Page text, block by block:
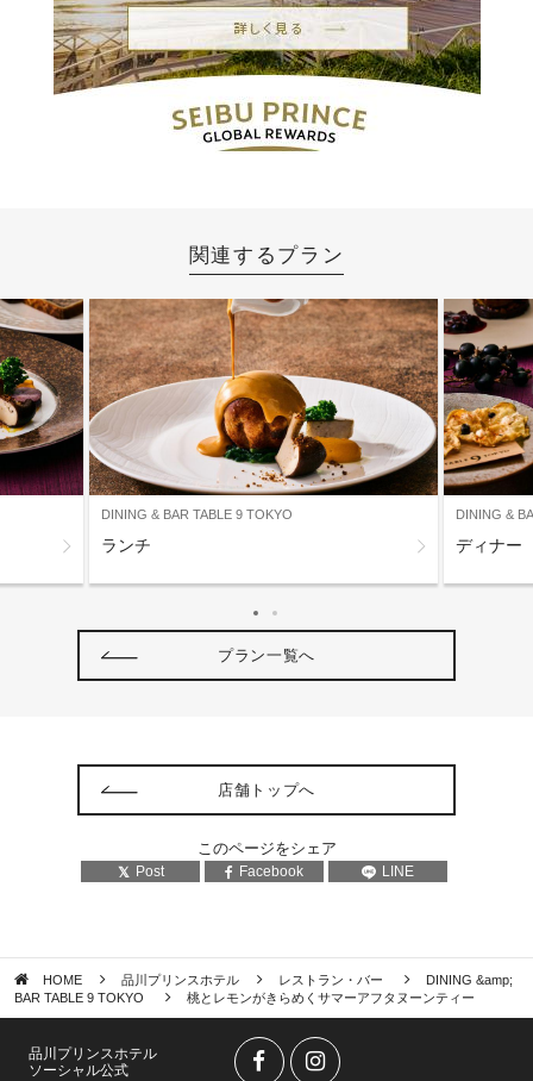
関連するプラン
DINING & BAR TABLE 9 TOKYO
ランチ
DINING &
ディナー
プラン一覧へ
店舗トップへ
このページをシェア
Post Facebook LINE
HOME 品川プリンスホテル レストラン・バー
DINING &amp;
BAR TABLE 9 TOKYO
桃とレモンがきらめくサマーアフタヌーンティー
品川プリンスホテル
ソーシャル公式